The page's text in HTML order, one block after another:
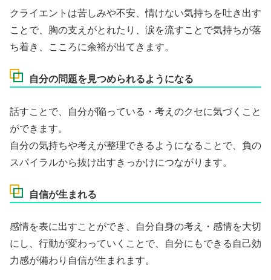
クライエントは苦しみや不安、情けない気持ちを吐き出す
ことで、胸の支えがとれたり、涙を流すことで気持ちが落
ち着き、こころに余裕が出てきます。
自分の問題を見つめられるようになる
話すことで、自分が陥っている・考えのクセに気づくこと
ができます。
自分の気持ちや考えが整理できるようになることで、負の
スパイラルから抜け出すきっかけにつながります。
自信が生まれる
感情を表に出すことができ、自分自身の考え・感情を大切
にし、行動が変わっていくことで、自分にもできる自己効
力感が備わり自信が生まれます。